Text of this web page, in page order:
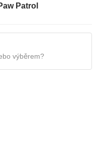
Patrol
výběrem?